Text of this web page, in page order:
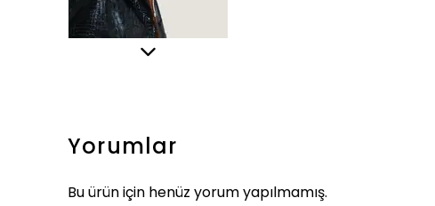
Yorumlar
Bu ürün için henüz yorum yapılmamış.